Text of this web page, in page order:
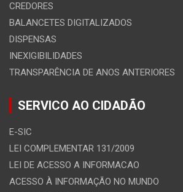
CREDORES
BALANCETES DIGITALIZADOS
DISPENSAS
INEXIGIBILIDADES
TRANSPARÊNCIA DE ANOS ANTERIORES
SERVICO AO CIDADÃO
E-SIC
LEI COMPLEMENTAR 131/2009
LEI DE ACESSO A INFORMACAO
ACESSO À INFORMAÇÃO NO MUNDO